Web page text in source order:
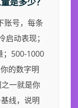
是多少？
账号，每条
动表现；
；500-1000
的数字明
一就是你
线，说明